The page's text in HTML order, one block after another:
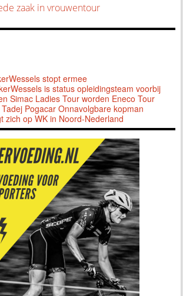
zaak in vrouwentour
stopt ermee
is status opleidingsteam voorbij
Simac Ladies Tour worden Eneco Tour
Pogacar Onnavolgbare kopman
zich op WK in Noord-Nederland